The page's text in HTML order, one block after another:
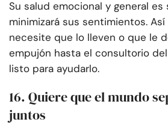
Su salud emocional y general
minimizará sus sentimientos. Así
necesite que lo lleven o que le
empujón hasta el consultorio
listo para ayudarlo.
16. Quiere que el mundo
juntos